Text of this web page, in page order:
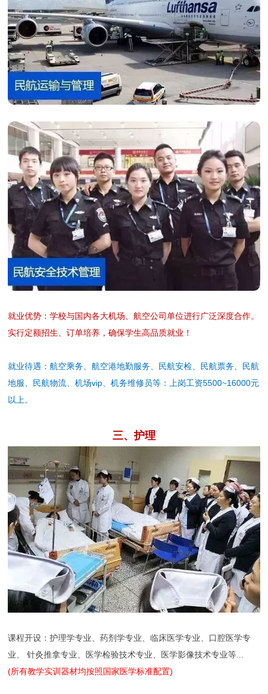
就业优势：学校与国内各大机场、航空公司单位进行广泛深度合作。
实行定额招生、订单培养，确保学生高品质就业！
就业待遇：航空乘务、航空港地勤服务、民航安检、民航票务、民航
地服、民航物流、机场vip、机务维修员等：上岗工资5500~16000元
以上。
三、护理
课程开设：护理学专业、药剂学专业、临床医学专业、口腔医学专
业、 针灸推拿专业、医学检验技术专业、医学影像技术专业等...
(所有教学实训器材均按照国家医学标准配置)